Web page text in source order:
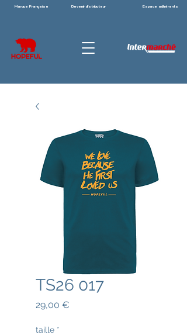
Marque Française Devenir distributeur Espace adhérents
TS26 017
29,00 €
taille *